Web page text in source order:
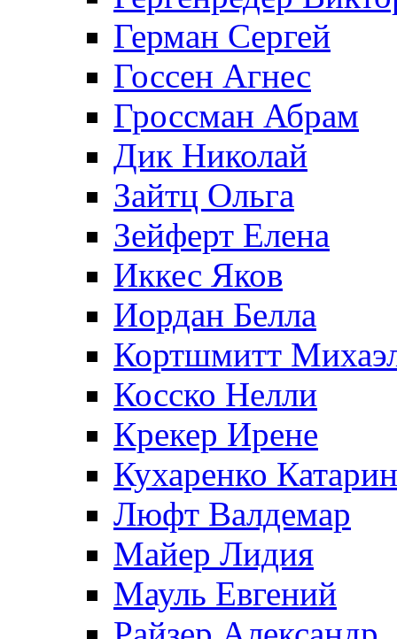
Герман Сергей
Госсен Агнес
Гроссман Абрам
Дик Николай
Зайтц Ольга
Зейферт Елена
Иккес Яков
Иордан Белла
Кортшмитт
Косско Нелли
Крекер Ирене
Кухаренко
Люфт Валдемaр
Майер Лидия
Мауль Евгений